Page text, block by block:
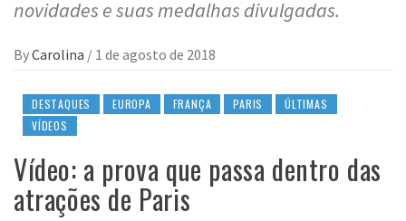
novidades e suas medalhas divulgadas.
ByCarolina / 1 de agosto de 2018
DESTAQUES EUROPA FRANÇA PARIS
ÚLTIMAS
VÍDEOS
Vídeo: a prova que passa dentro das
atrações de Paris